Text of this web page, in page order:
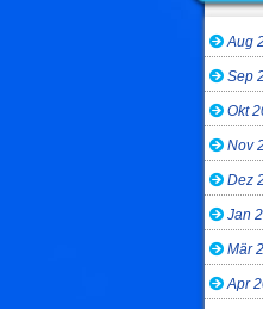
Aug
Sep
Okt
Nov
Dez
Jan
Mär
Apr